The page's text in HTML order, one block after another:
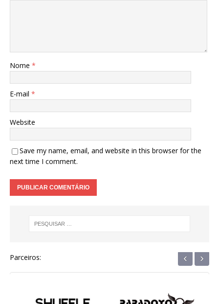
Nome *
E-mail *
Website
Save my name, email, and website in this browser for the
next time I comment.
Parceiros: ‹ ›